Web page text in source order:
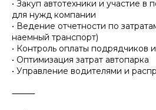
• Закуп автотехники и участие в
для нужд компании
• Ведение отчетности по
наемный транспорт)
• Контроль оплаты подрядчиков
• Оптимизация затрат автопарка
• Управление водителями и
⸻